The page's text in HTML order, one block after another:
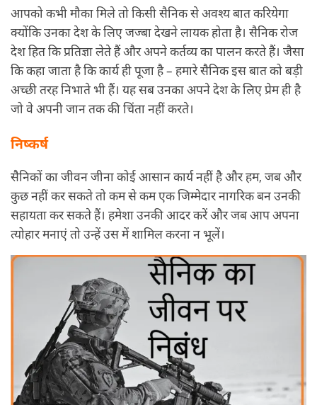
आपको कभी मौका मिले तो किसी सैनिक से अवश्य बात करियेगा
क्योंकि उनका देश के लिए जज्बा देखने लायक होता है। सैनिक रोज
देश हित कि प्रतिज्ञा लेते हैं और अपने कर्तव्य का पालन करते हैं। जैसा
कि कहा जाता है कि कार्य ही पूजा है – हमारे सैनिक इस बात को बड़ी
अच्छी तरह निभाते भी हैं। यह सब उनका अपने देश के लिए प्रेम ही है
जो वे अपनी जान तक की चिंता नहीं करते।
निष्कर्ष
सैनिकों का जीवन जीना कोई आसान कार्य नहीं है और हम, जब और
कुछ नहीं कर सकते तो कम से कम एक जिम्मेदार नागरिक बन उनकी
सहायता कर सकते हैं। हमेशा उनकी आदर करें और जब आप अपना
त्योहार मनाएं तो उन्हें उस में शामिल करना न भूलें।